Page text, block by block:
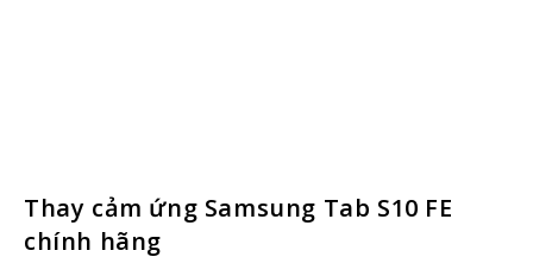
Thay cảm ứng Samsung Tab S10 FE
chính hãng